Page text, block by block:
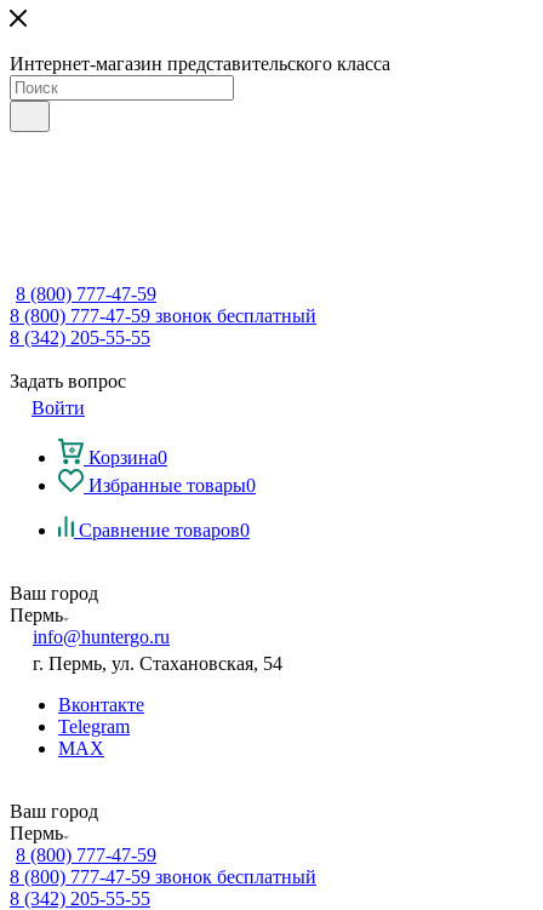
Интернет-магазин представительского класса
8 (800) 777-47-59
8 (800) 777-47-59 звонок бесплатный
8 (342) 205-55-55
Задать вопрос
Войти
Корзина0
Избранные товары0
Сравнение товаров0
Ваш город
Пермь
info@huntergo.ru
г. Пермь, ул. Стахановская, 54
Вконтакте
Telegram
MAX
Ваш город
Пермь
8 (800) 777-47-59
8 (800) 777-47-59 звонок бесплатный
8 (342) 205-55-55